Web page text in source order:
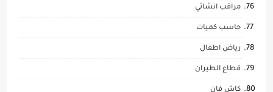
مراقب انشائي
حاسب كميات
رياض اطفال
قطاع الطيران
كاش فان